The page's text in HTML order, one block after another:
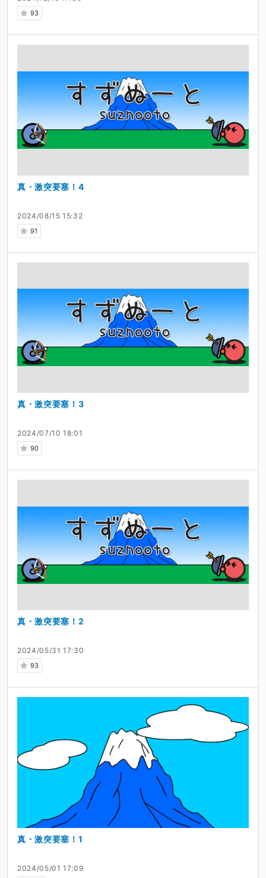
93
2024/08/15 15:32
91
真・激突要塞！4
2024/07/10 18:01
90
真・激突要塞！3
2024/05/31 17:30
93
真・激突要塞！2
2024/05/01 17:09
真・激突要塞！1